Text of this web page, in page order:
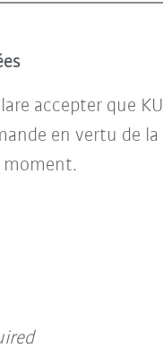
accepter que
en vertu de la